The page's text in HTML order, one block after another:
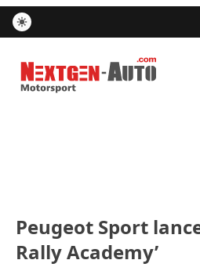
Nextgen-Auto.com
Peugeot Sport
Rally Academy’